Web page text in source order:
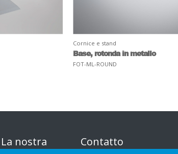
Cornice e stand
Base, rotonda in metallo
FOT-ML-ROUND
La nostra
Contatto